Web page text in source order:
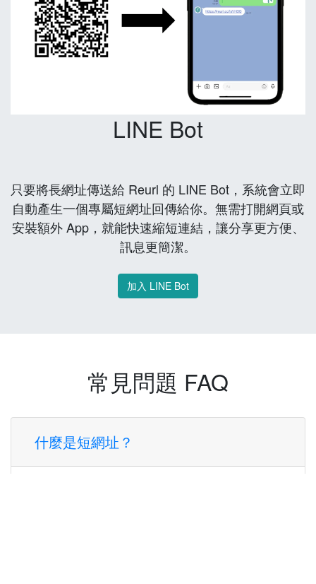
LINE Bot
只要將長網址傳送給 Reurl 的 LINE Bot，系統會立即
自動產生一個專屬短網址回傳給你。無需打開網頁或
安裝額外 App，就能快速縮短連結，讓分享更方便、
訊息更簡潔。
加入 LINE Bot
常見問題 FAQ
什麼是短網址？